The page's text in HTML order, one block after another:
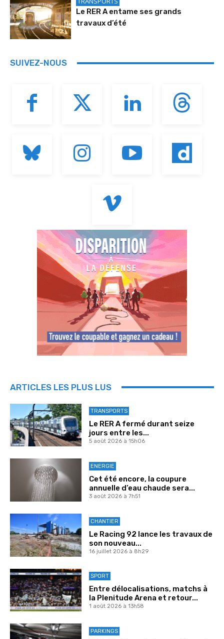
Le RER A entame ses grands
travaux d’été
SUIVEZ-NOUS
ARTICLES LES PLUS LUS
TRANSPORTS
Le RER A fermé durant seize
jours entre les...
5 août 2026 à 15h06
ENERGIE
Cet été encore, la coupure
annuelle d’eau chaude sera...
3 août 2026 à 7h51
CHANTIER
Le Racing 92 lance les travaux de
son nouveau...
16 juillet 2026 à 8h29
SPORT
Entre délocalisations, matchs à
la Plenitude Arena et retour...
1 août 2026 à 13h58
PARKINGS